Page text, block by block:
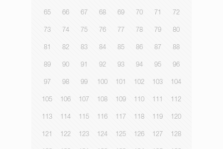
65 66 67 68 69 70 71 72
73 74 75 76 77 78 79 80
81 82 83 84 85 86 87 88
89 90 91 92 93 94 95 96
97 98 99 100 101 102 103 104
105 106 107 108 109 110 111 112
113 114 115 116 117 118 119 120
121 122 123 124 125 126 127 128